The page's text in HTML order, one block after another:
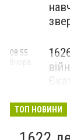
08:55
Вчора
ТОП НОВИНИ